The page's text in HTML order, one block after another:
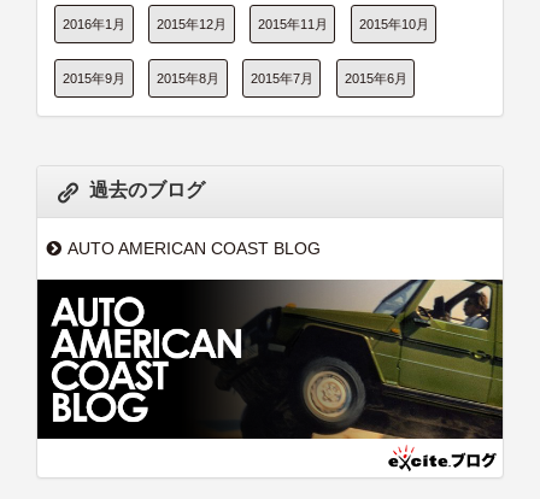
2016年1月 2015年12月 2015年11月 2015年10月
2015年9月 2015年8月 2015年7月 2015年6月
過去のブログ
AUTO AMERICAN COAST BLOG